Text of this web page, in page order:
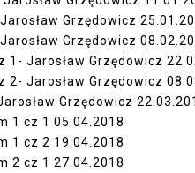
Grzędowicz
Grzędowicz
1- Jarosław Grzędowicz
2- Jarosław Grzędowicz
Grzędowicz
1 cz 1 05.04.2018
1 cz 2 19.04.2018
2 cz 1 27.04.2018